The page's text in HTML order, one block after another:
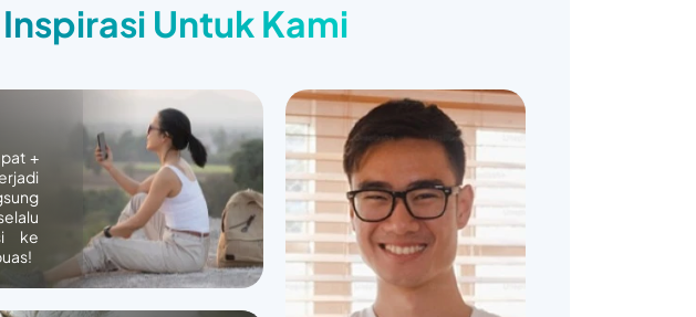
Untuk Kami
+
ke